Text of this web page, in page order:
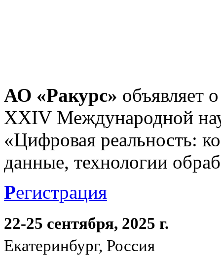
АО «Ракурс» объявляет
XXIV Международной
«Цифровая реальность:
данные, технологии
Регистрация
22-25 сентября, 2025 г.
Екатеринбург, Россия